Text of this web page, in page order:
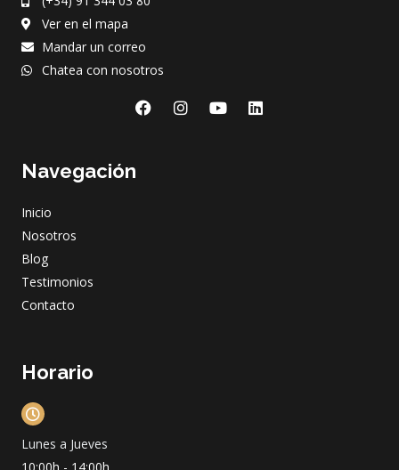
Ver en el mapa
Mandar un correo
Chatea con nosotros
F
a
I
n
Y L
Navegación
Inicio
Nosotros
Blog
Testimonios
Contacto
Horario
Lunes a Jueves